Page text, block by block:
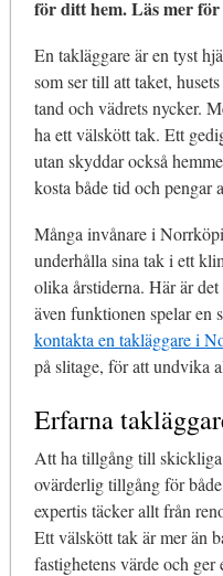
för ditt hem. Läs mer
En takläggare är en tyst
som ser till att taket,
tand och vädrets nycker.
ha ett välskött tak. Ett
utan skyddar också
kosta både tid och pengar
Många invånare i
underhålla sina tak i ett
olika årstiderna. Här är
även funktionen spelar
kontakta en takläggare i
på slitage, för att undvika
Erfarna
Att ha tillgång till
ovärderlig tillgång för
expertis täcker allt från
Ett välskött tak är mer än
fastighetens värde och ger